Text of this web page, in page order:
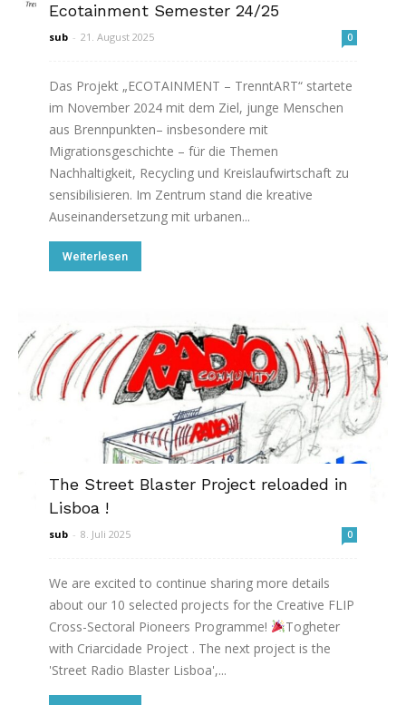
Ecotainment Semester 24/25
sub - 21. August 2025 0
Das Projekt „ECOTAINMENT – TrenntART“ startete
im November 2024 mit dem Ziel, junge Menschen
aus Brennpunkten– insbesondere mit
Migrationsgeschichte – für die Themen
Nachhaltigkeit, Recycling und Kreislaufwirtschaft zu
sensibilisieren. Im Zentrum stand die kreative
Auseinandersetzung mit urbanen...
Weiterlesen
The Street Blaster Project reloaded in
Lisboa !
sub - 8. Juli 2025 0
We are excited to continue sharing more details
about our 10 selected projects for the Creative FLIP
Cross-Sectoral Pioneers Programme!
Togheter
with Criarcidade Project . The next project is the
'Street Radio Blaster Lisboa',...